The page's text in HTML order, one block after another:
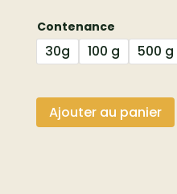
Contenance
30g 100 g 500 g
Ajouter au panier